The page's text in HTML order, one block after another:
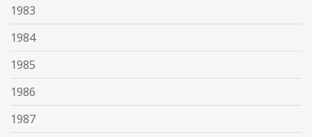
1983
1984
1985
1986
1987